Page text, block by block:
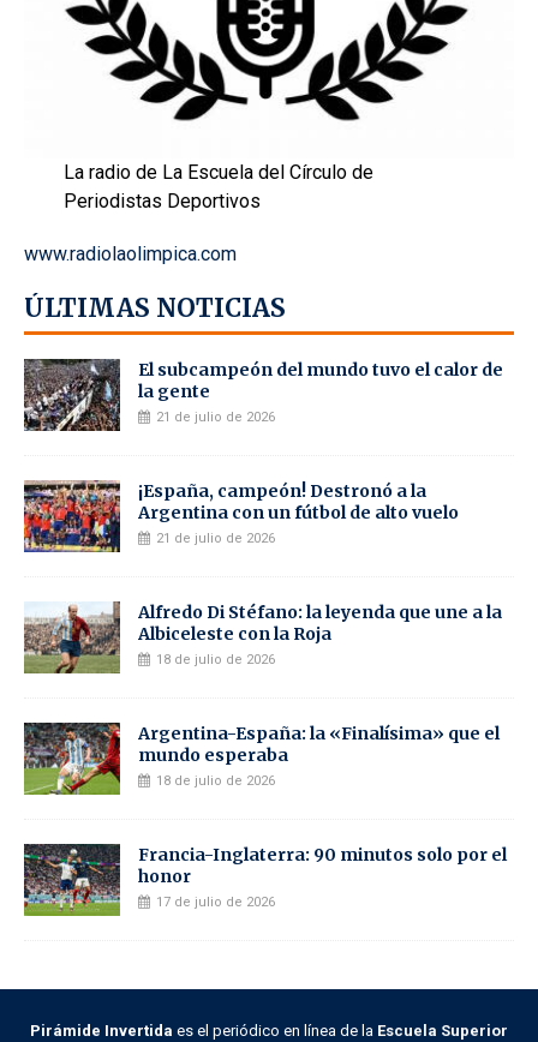
La radio de La Escuela del Círculo de
Periodistas Deportivos
www.radiolaolimpica.com
ÚLTIMAS NOTICIAS
El subcampeón del mundo tuvo el calor de
la gente
21 de julio de 2026
¡España, campeón! Destronó a la
Argentina con un fútbol de alto vuelo
21 de julio de 2026
Alfredo Di Stéfano: la leyenda que une a la
Albiceleste con la Roja
18 de julio de 2026
Argentina-España: la «Finalísima» que el
mundo esperaba
18 de julio de 2026
Francia-Inglaterra: 90 minutos solo por el
honor
17 de julio de 2026
Pirámide Invertida es el periódico en línea de la Escuela Superior